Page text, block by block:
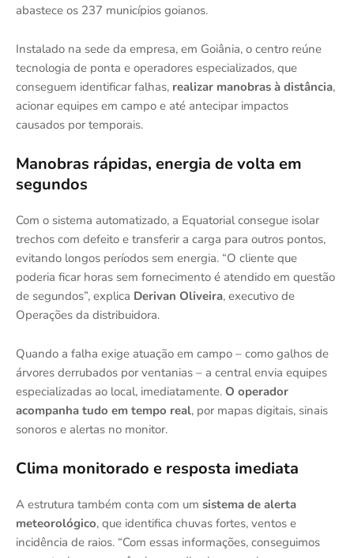
abastece os 237 municípios goianos.
Instalado na sede da empresa, em Goiânia, o centro reúne
tecnologia de ponta e operadores especializados, que
conseguem identificar falhas, realizar manobras à distância,
acionar equipes em campo e até antecipar impactos
causados por temporais.
Manobras rápidas, energia de volta em
segundos
Com o sistema automatizado, a Equatorial consegue isolar
trechos com defeito e transferir a carga para outros pontos,
evitando longos períodos sem energia. “O cliente que
poderia ficar horas sem fornecimento é atendido em questão
de segundos”, explica Derivan Oliveira, executivo de
Operações da distribuidora.
Quando a falha exige atuação em campo – como galhos de
árvores derrubados por ventanias – a central envia equipes
especializadas ao local, imediatamente. O operador
acompanha tudo em tempo real, por mapas digitais, sinais
sonoros e alertas no monitor.
Clima monitorado e resposta imediata
A estrutura também conta com um sistema de alerta
meteorológico, que identifica chuvas fortes, ventos e
incidência de raios. “Com essas informações, conseguimos